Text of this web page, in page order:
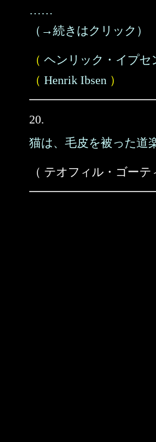
……
（→続きはクリック）
（ ヘンリック・イプセ
（ Henrik Ibsen ）
20.
猫は、毛皮を被った道
（ テオフィル・ゴーテ